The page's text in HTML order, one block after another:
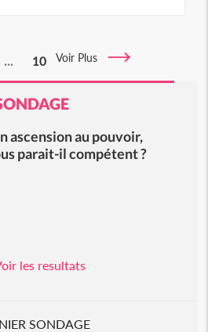
... 10 Voir Plus
ascension au pouvoir,
parait-il compétent ?
les resultats
SONDAGE